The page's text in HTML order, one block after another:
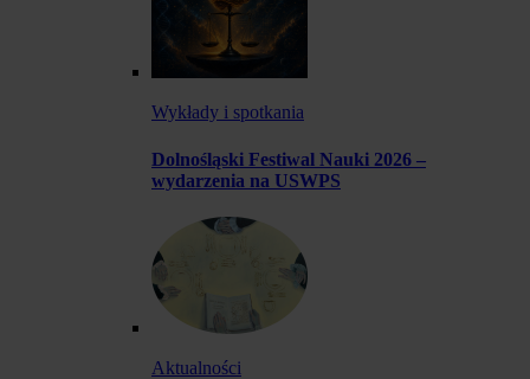
Wykłady i spotkania
Dolnośląski Festiwal Nauki 2026 –
wydarzenia na USWPS
Aktualności